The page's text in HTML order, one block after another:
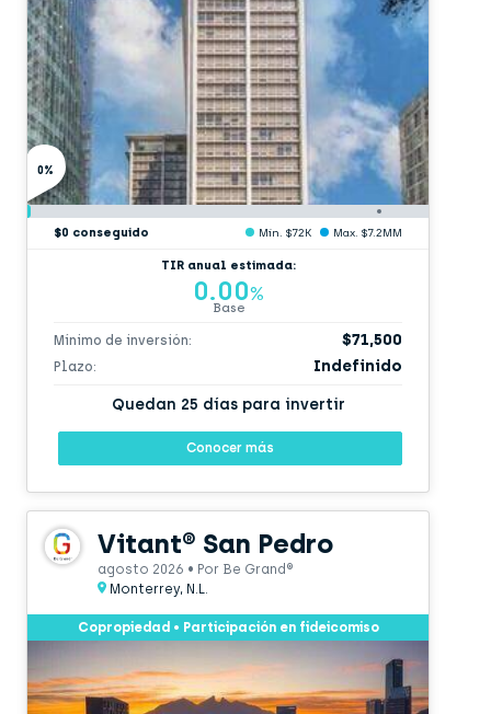
0%
$0 conseguido Min. $72K Max. $7.2MM
TIR anual estimada:
0.00%
Base
Mínimo de inversión: $71,500
Plazo: Indefinido
Quedan 25 días para invertir
Conocer más
Vitant® San Pedro
agosto 2026 • Por Be Grand®
Monterrey, N.L.
Copropiedad • Participación en fideicomiso